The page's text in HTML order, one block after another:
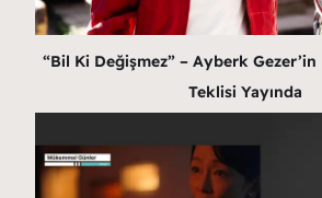
“Bil Ki Değişmez” – Ayberk
Teklisi Yayında